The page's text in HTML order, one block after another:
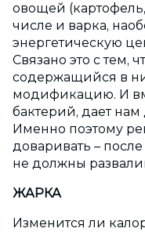
овощей
числе и варка,
энергетическую
Связано это с тем,
содержащийся в
модификацию. И
бактерий, дает
Именно поэтому
доваривать –
не должны
ЖАРКА
Изменится ли